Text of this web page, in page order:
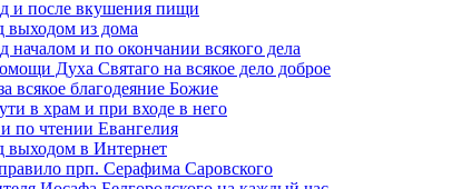
и после вкушения пищи
выходом из дома
началом и по окончании всякого дела
Духа Святаго на всякое дело доброе
всякое благодеяние Божие
в храм и при входе в него
по чтении Евангелия
выходом в Интернет
прп. Серафима Саровского